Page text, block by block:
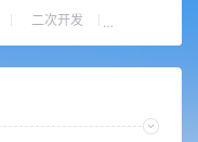
二次开发